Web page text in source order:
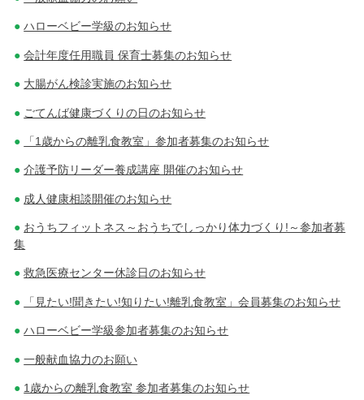
ハローベビー学級のお知らせ
会計年度任用職員 保育士募集のお知らせ
大腸がん検診実施のお知らせ
ごてんば健康づくりの日のお知らせ
「1歳からの離乳食教室」参加者募集のお知らせ
介護予防リーダー養成講座 開催のお知らせ
成人健康相談開催のお知らせ
おうちフィットネス～おうちでしっかり体力づくり!～参加者募
集
救急医療センター休診日のお知らせ
「見たい!聞きたい!知りたい!離乳食教室」会員募集のお知らせ
ハローベビー学級参加者募集のお知らせ
一般献血協力のお願い
1歳からの離乳食教室 参加者募集のお知らせ